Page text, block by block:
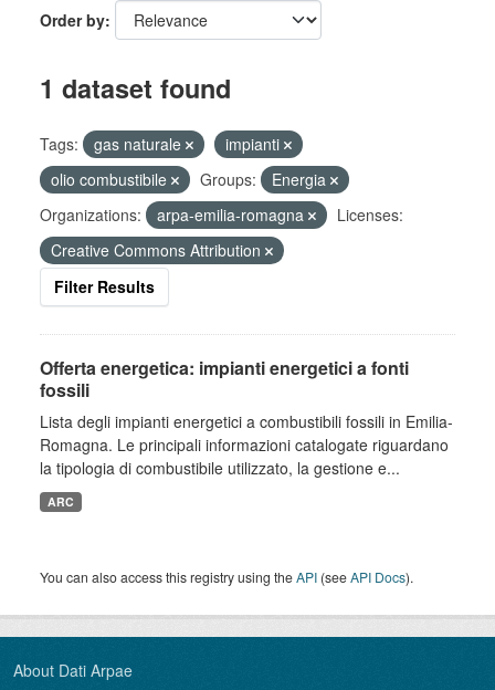
Order by
1 dataset found
Tags: gas naturale
impianti
olio combustibile
Groups:
Energia
Organizations:
arpa-emilia-romagna
Licenses:
Creative Commons Attribution
Filter Results
Offerta energetica: impianti energetici a fonti
fossili
Lista degli impianti energetici a combustibili fossili in Emilia-
Romagna. Le principali informazioni catalogate riguardano
la tipologia di combustibile utilizzato, la gestione e...
ARC
You can also access this registry using theAPI (seeAPI Docs).
About Dati Arpae